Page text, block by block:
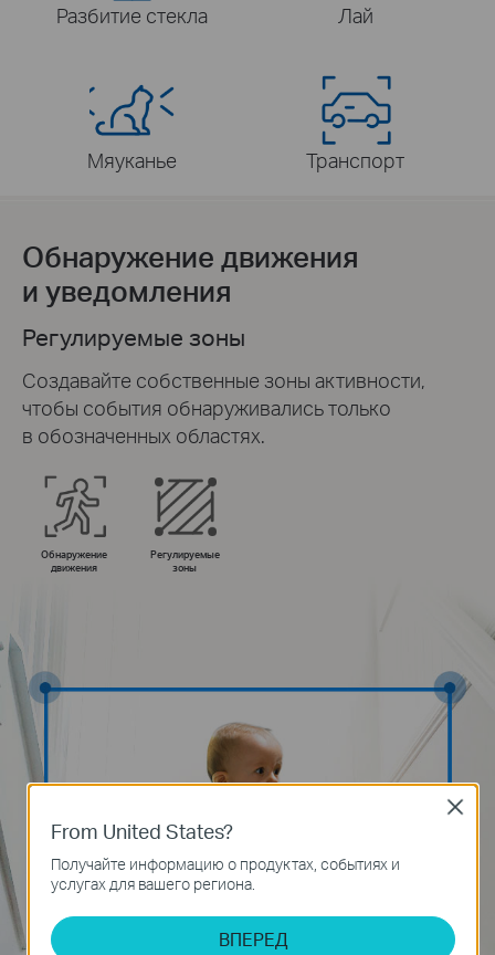
Разбитие стекла Лай
Мяуканье Транспорт
Обнаружение движения
и уведомления
Регулируемые зоны
Создавайте собственные зоны активности,
чтобы события обнаруживались только
в обозначенных областях.
Обнаружение
движения
Регулируемые
зоны
From United States?
Получайте информацию о продуктах, событиях и
услугах для вашего региона.
ВПЕРЕД
Close